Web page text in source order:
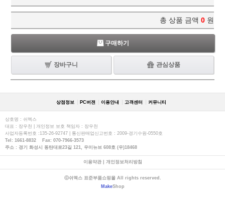
총 상품 금액 0 원
구매하기
장바구니 관심상품
상점정보 PC버젼 이용안내 고객센터 커뮤니티
상호명 : 쉬멕스
대표 : 장우천 | 개인정보 보호 책임자 : 장우천
사업자등록번호 :135-26-92747 | 통신판매업신고번호 : 2009-경기수원-0550호
Tel: 1661-8832 Fax: 070-7966-3573
주소 : 경기 화성시 동탄대로23길 121, 우미뉴브 608호 (우)18468
이용약관| 개인정보처리방침
ⓒ쉬멕스 표준부품쇼핑몰 All rights reserved.
MakeShop